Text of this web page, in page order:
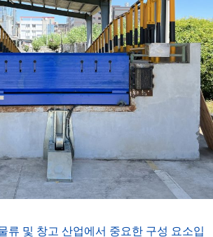
류 및 창고 산업에서 중요한 구성 요소입